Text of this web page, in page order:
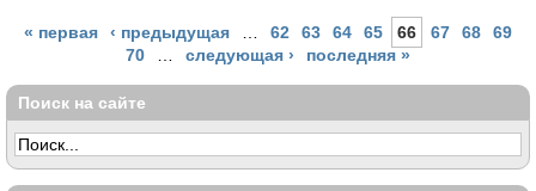
Страницы
« первая ‹ предыдущая 62 63 64 65 66 67 68
69
70
следующая › последняя »
Поиск на сайте